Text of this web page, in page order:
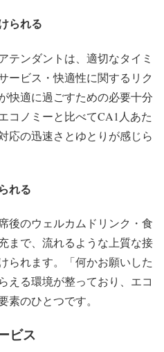
られる
テンダントは、適切なタイミ
ービス・快適性に関するリク
快適に過ごすための必要十分
コノミーと比べてCA1人あた
応の迅速さとゆとりが感じら
れる
後のウェルカムドリンク・食
まで、流れるような上質な接
られます。「何かお願いした
える環境が整っており、エコ
素のひとつです。
ビス